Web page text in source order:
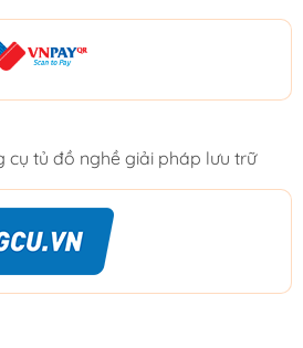
cụ tủ đồ nghề giải pháp lưu trữ